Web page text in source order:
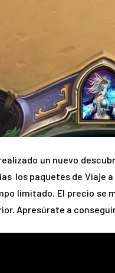
un nuevo
los paquetes de Viaje
limitado. El precio se
Apresúrate a